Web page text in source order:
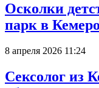
Осколки
парк в
8 апреля 2026 11:24
Сексолог из